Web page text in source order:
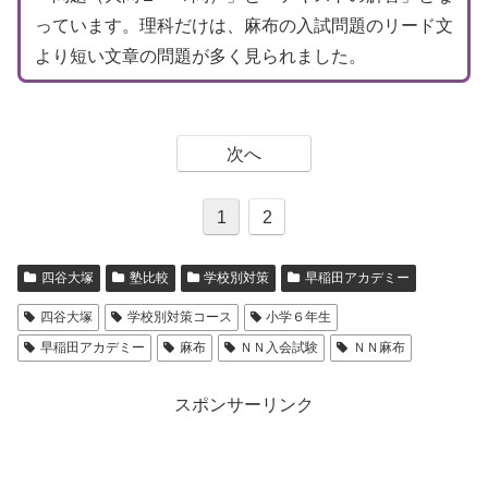
っています。理科だけは、麻布の入試問題のリード文
より短い文章の問題が多く見られました。
次へ
1 2
四谷大塚 塾比較 学校別対策 早稲田アカデミー
四谷大塚 学校別対策コース
小学６年生
早稲田アカデミー
麻布 ＮＮ入会試験 ＮＮ麻布
スポンサーリンク